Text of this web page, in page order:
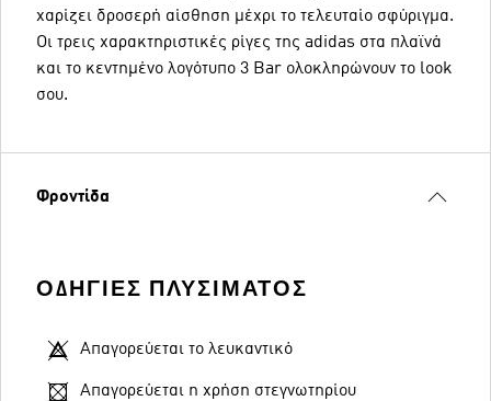
χαρίζει δροσερή αίσθηση μέχρι το τελευταίο σφύριγμα.
Οι τρεις χαρακτηριστικές ρίγες της adidas στα πλαϊνά
και το κεντημένο λογότυπο 3 Bar ολοκληρώνουν το look
σου.
Φροντίδα
ΟΔΗΓΊΕΣ ΠΛΥΣΊΜΑΤΟΣ
Απαγορεύεται το λευκαντικό
Απαγορεύεται η χρήση στεγνωτηρίου